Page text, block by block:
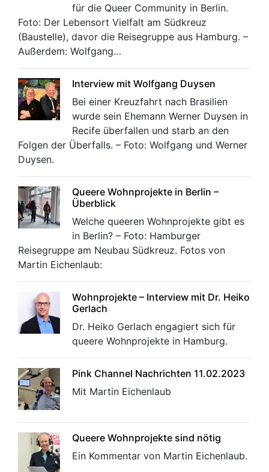
für die Queer Community in Berlin.
Foto: Der Lebensort Vielfalt am Südkreuz
(Baustelle), davor die Reisegruppe aus Hamburg. –
Außerdem: Wolfgang…
Interview mit Wolfgang Duysen
Bei einer Kreuzfahrt nach Brasilien
wurde sein Ehemann Werner Duysen in
Recife überfallen und starb an den
Folgen der Überfalls. – Foto: Wolfgang und Werner
Duysen.
Queere Wohnprojekte in Berlin –
Überblick
Welche queeren Wohnprojekte gibt es
in Berlin? – Foto: Hamburger
Reisegruppe am Neubau Südkreuz. Fotos von
Martin Eichenlaub:
Wohnprojekte – Interview mit Dr. Heiko
Gerlach
Dr. Heiko Gerlach engagiert sich für
queere Wohnprojekte in Hamburg.
Pink Channel Nachrichten 11.02.2023
Mit Martin Eichenlaub
Queere Wohnprojekte sind nötig
Ein Kommentar von Martin Eichenlaub.